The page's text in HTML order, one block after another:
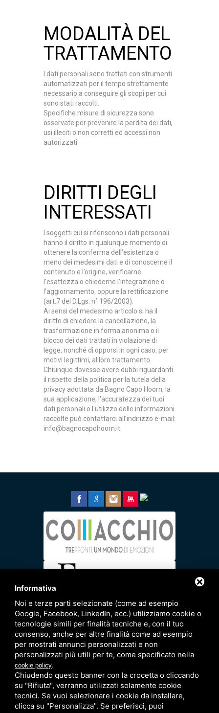
MODALITÀ DEL
TRATTAMENTO
I dati personali sono trattati con strumenti
automatizzati per il tempo strettamente
necessario a conseguire gli scopi per cui
sono stati raccolti.
Specifiche misure di sicurezza sono
osservate per prevenire la perdita dei dati,
usi illeciti o non corretti ed accessi non
autorizzati.
DIRITTI DEGLI
INTERESSATI
I soggetti cui si riferiscono i dati personali
hanno il diritto in qualunque momento di
ottenere la conferma dell’esistenza o
meno dei medesimi dati e di conoscerne il
contenuto e l’origine, verificarne
l’esattezza o chiederne l’integrazione o
l’aggiornamento, oppure la rettificazione
(art.7 del D.Lgs. n° 196/2003).
Ai sensi del medesimo articolo si ha il
diritto di chiedere la cancellazione, la
trasformazione in forma anonima o il
blocco dei dati trattati in violazione di
legge, nonché di opporsi in ogni caso, per
motivi legittimi, al loro trattamento.
Chiunque dovesse avere dubbi riguardanti
il rispetto della politica per la tutela della
privacy adottata da Bagno Capo Hoorn, la
sua applicazione, l'accuratezza dei tuoi
dati personali o l'utilizzo delle informazioni
raccolte può contattarci all’indirizzo e-mail:
info@bagnocapohoorn.it.
via Lungomare Canarie 7 - 44020 Lido delle
Nazioni (FE)
Tel. 0533 379240 - Cell. 3332604204 -
3384111427 Email
info@bagnocapohoorn.it- p.iva
Informativa
Noi e terze parti selezionate (come ad esempio
Google, Facebook, LinkedIn, ecc.) utilizziamo cookie o
tecnologie simili per finalità tecniche e, con il tuo
consenso, anche per altre finalità come ad esempio
per mostrati annunci personalizzati e non
personalizzati più utili per te, come specificato nella
cookie policy.
Chiudendo questo banner con la crocetta o cliccando
su "Rifiuta", verranno utilizzati solamente cookie
tecnici. Se vuoi selezionare i cookie da installare,
clicca su "Personalizza". Se preferisci, puoi